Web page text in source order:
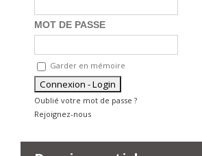
MOT DE PASSE
Garder en mémoire
Oublié votre mot de passe ?
Rejoignez-nous